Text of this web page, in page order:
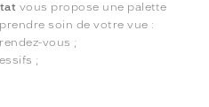
vous propose une palette
soin de votre vue :
vous ;
;